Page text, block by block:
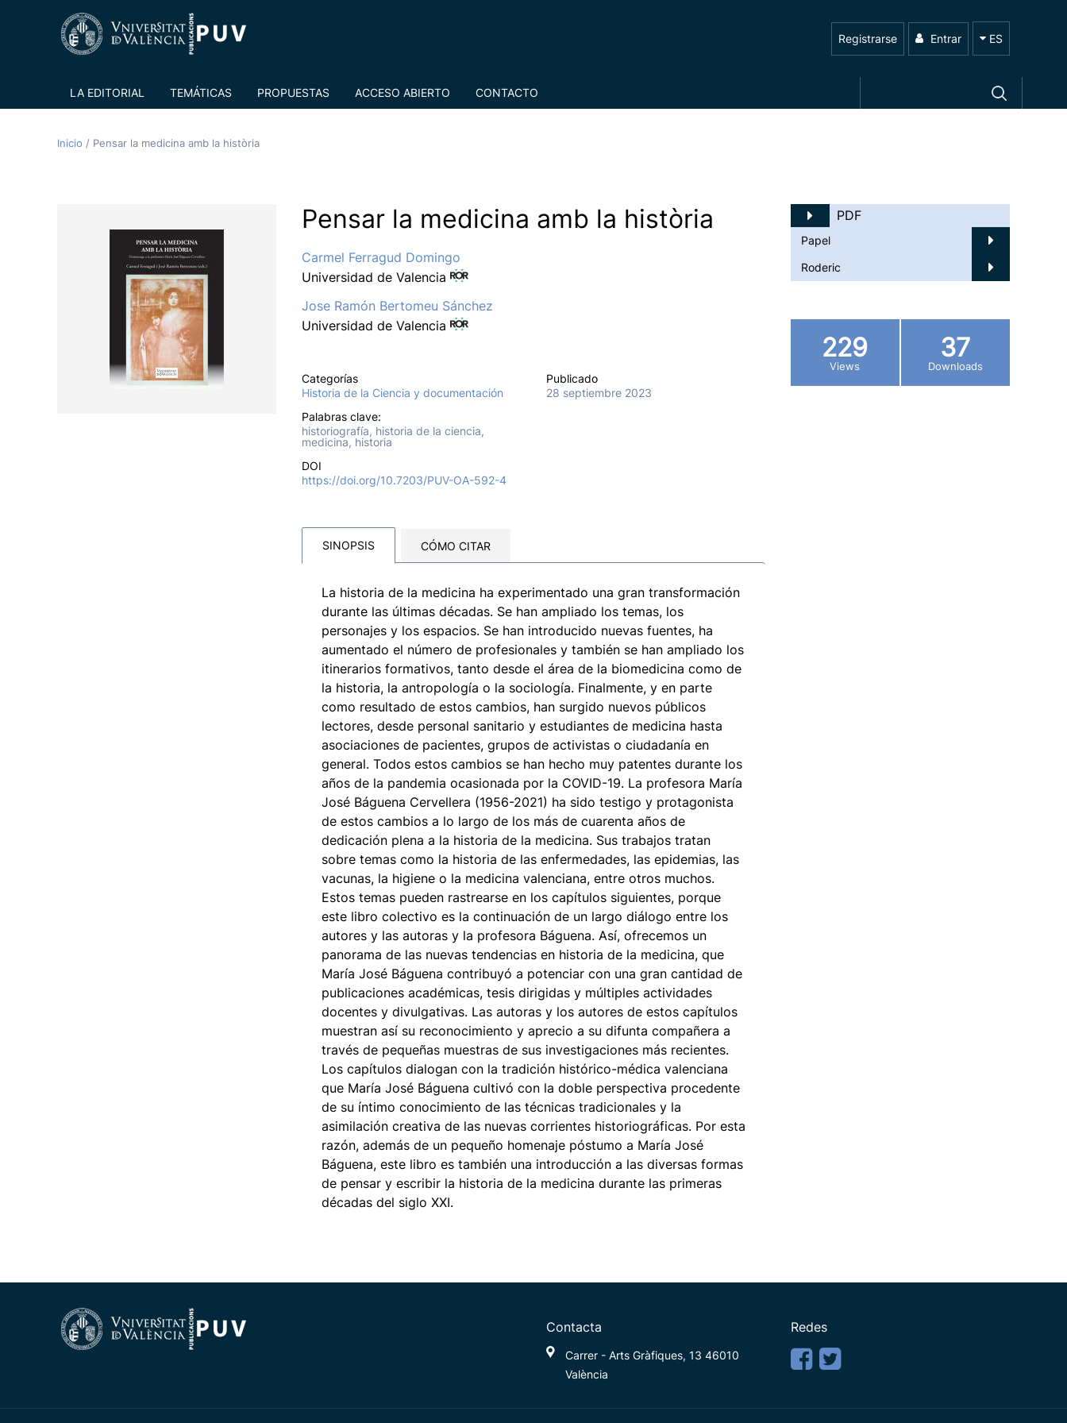
Registrarse Entrar ES
LA EDITORIAL TEMÁTICAS PROPUESTAS ACCESO ABIERTO CONTACTO
Inicio / Pensar la medicina amb la història
Pensar la medicina amb la història
Carmel Ferragud Domingo
Universidad de Valencia
Jose Ramón Bertomeu Sánchez
Universidad de Valencia
Categorías
Historia de la Ciencia y documentación
Palabras clave:
historiografía, historia de la ciencia,
medicina, historia
DOI
https://doi.org/10.7203/PUV-OA-592-4
Publicado
28 septiembre 2023
SINOPSIS CÓMO CITAR
La historia de la medicina ha experimentado una gran transformación
durante las últimas décadas. Se han ampliado los temas, los
personajes y los espacios. Se han introducido nuevas fuentes, ha
aumentado el número de profesionales y también se han ampliado los
itinerarios formativos, tanto desde el área de la biomedicina como de
la historia, la antropología o la sociología. Finalmente, y en parte
como resultado de estos cambios, han surgido nuevos públicos
lectores, desde personal sanitario y estudiantes de medicina hasta
asociaciones de pacientes, grupos de activistas o ciudadanía en
general. Todos estos cambios se han hecho muy patentes durante los
años de la pandemia ocasionada por la COVID-19. La profesora María
José Báguena Cervellera (1956-2021) ha sido testigo y protagonista
de estos cambios a lo largo de los más de cuarenta años de
dedicación plena a la historia de la medicina. Sus trabajos tratan
sobre temas como la historia de las enfermedades, las epidemias, las
vacunas, la higiene o la medicina valenciana, entre otros muchos.
Estos temas pueden rastrearse en los capítulos siguientes, porque
este libro colectivo es la continuación de un largo diálogo entre los
autores y las autoras y la profesora Báguena. Así, ofrecemos un
panorama de las nuevas tendencias en historia de la medicina, que
María José Báguena contribuyó a potenciar con una gran cantidad de
publicaciones académicas, tesis dirigidas y múltiples actividades
docentes y divulgativas. Las autoras y los autores de estos capítulos
muestran así su reconocimiento y aprecio a su difunta compañera a
través de pequeñas muestras de sus investigaciones más recientes.
Los capítulos dialogan con la tradición histórico-médica valenciana
que María José Báguena cultivó con la doble perspectiva procedente
de su íntimo conocimiento de las técnicas tradicionales y la
asimilación creativa de las nuevas corrientes historiográficas. Por esta
razón, además de un pequeño homenaje póstumo a María José
Báguena, este libro es también una introducción a las diversas formas
de pensar y escribir la historia de la medicina durante las primeras
décadas del siglo XXI.
PDF
Papel
Roderic
229
Views
37
Downloads
Contacta
Carrer - Arts Gràfiques, 13 46010
València
Redes